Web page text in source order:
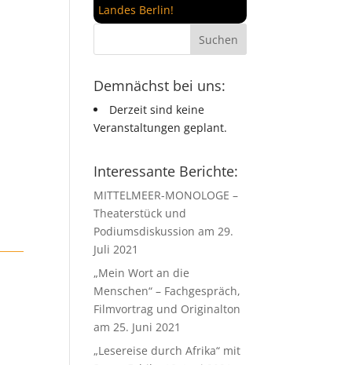
Landes Berlin!
Demnächst bei uns:
Derzeit sind keine
Veranstaltungen geplant.
Interessante Berichte:
MITTELMEER-MONOLOGE –
Theaterstück und
Podiumsdiskussion am 29.
Juli 2021
„Mein Wort an die
Menschen“ – Fachgespräch,
Filmvortrag und Originalton
am 25. Juni 2021
„Lesereise durch Afrika“ mit